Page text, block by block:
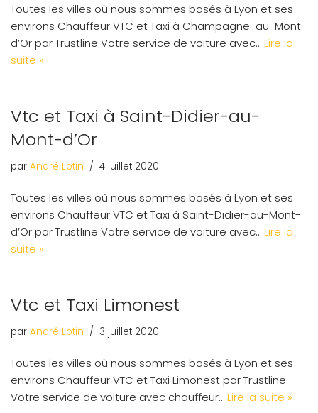
Toutes les villes où nous sommes basés à Lyon et ses
environs Chauffeur VTC et Taxi à Champagne-au-Mont-
d’Or par Trustline Votre service de voiture avec…Lire la
suite »
Vtc et Taxi à Saint-Didier-au-
Mont-d’Or
par André Lotin 4 juillet 2020
Toutes les villes où nous sommes basés à Lyon et ses
environs Chauffeur VTC et Taxi à Saint-Didier-au-Mont-
d’Or par Trustline Votre service de voiture avec…Lire la
suite »
Vtc et Taxi Limonest
par André Lotin 3 juillet 2020
Toutes les villes où nous sommes basés à Lyon et ses
environs Chauffeur VTC et Taxi Limonest par Trustline
Votre service de voiture avec chauffeur…Lire la suite »